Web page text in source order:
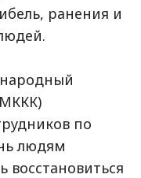
ранения и
по
людям
восстановиться